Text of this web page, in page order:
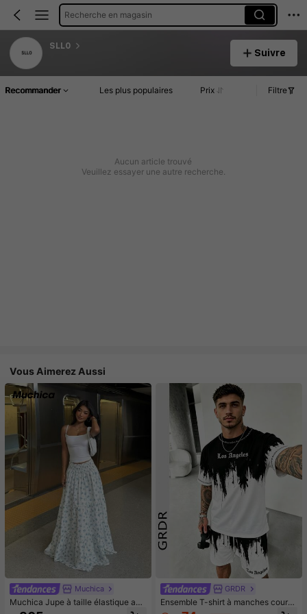
Recherche en magasin
SLL0
Suivre
Recommander Les plus populaires Prix Filtre
Aucun article trouvé
Veuillez essayer une autre recherche.
Vous Aimerez Aussi
Muchica
Muchica Jupe à taille élastique ave
c volants et imprimé floral, décontra
GRDR
Ensemble T-shirt à manches courte
s et short pour hommes GRDR avec